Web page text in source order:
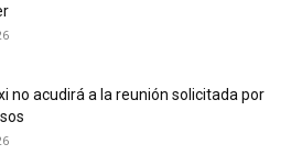
no acudirá a la reunión solicitada por